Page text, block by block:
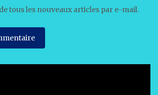
tous les nouveaux articles par e-mail.